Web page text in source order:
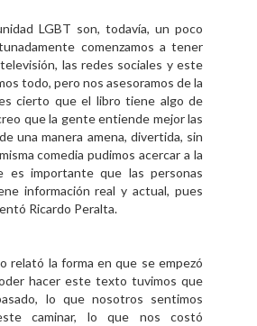
LGBT son, todavía, un poco
comenzamos a tener
las redes sociales y este
todo, pero nos asesoramos de la
cierto que el libro tiene algo de
que la gente entiende mejor las
una manera amena, divertida, sin
comedia pudimos acercar a la
es importante que las personas
información real y actual, pues
Ricardo Peralta.
relató la forma en que se empezó
hacer este texto tuvimos que
lo que nosotros sentimos
caminar, lo que nos costó